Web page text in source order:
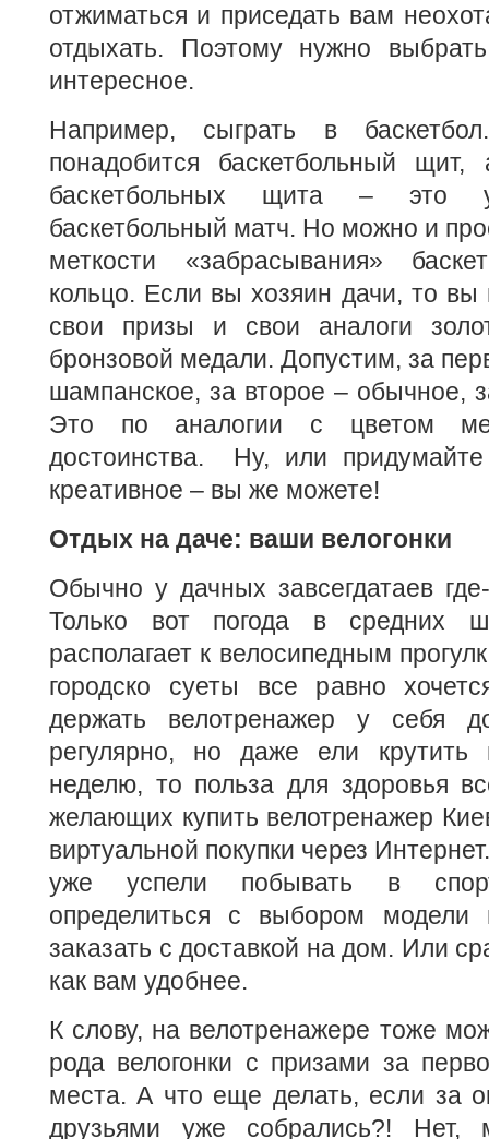
отжиматься и приседать вам
отдыхать. Поэтому нужно
интересное.
Например, сыграть в
понадобится баскетбольный
баскетбольных щита – это
баскетбольный матч. Но можно и
меткости «забрасывания»
кольцо. Если вы хозяин дачи, то
свои призы и свои аналоги
бронзовой медали. Допустим, за
шампанское, за второе – обычное,
Это по аналогии с цветом
достоинства. Ну, или
креативное – вы же можете!
Отдых на даче: ваши велогонки
Обычно у дачных завсегдатаев
Только вот погода в средних
располагает к велосипедным
городско суеты все равно
держать велотренажер у себя
регулярно, но даже ели
неделю, то польза для здоровья
желающих купить велотренажер
виртуальной покупки через
уже успели побывать в
определиться с выбором модели
заказать с доставкой на дом. Или
как вам удобнее.
К слову, на велотренажере тоже
рода велогонки с призами за
места. А что еще делать, если за
друзьями уже собрались?! Нет,